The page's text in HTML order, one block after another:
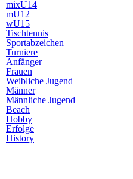
mixU14
mU12
wU15
Tischtennis
Sportabzeichen
Turniere
Anfänger
Frauen
Weibliche Jugend
Männer
Männliche Jugend
Beach
Hobby
Erfolge
History